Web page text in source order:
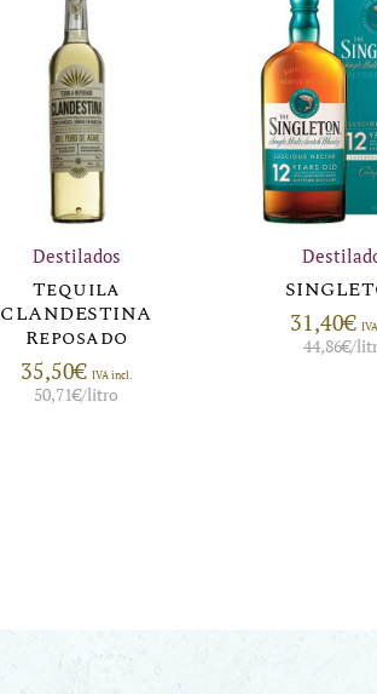
Destilados
Tequila
CLANDESTINA
Reposado
35,50€ IVA incl.
50,71€/litro
31,40€
44,86€/